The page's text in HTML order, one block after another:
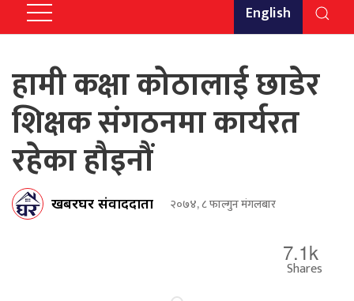
English
हामी कक्षा कोठालाई छाडेर
शिक्षक संगठनमा कार्यरत
रहेका हौइनौं
खबरघर संवाददाता २०७४, ८ फाल्गुन मंगलबार
7.1k
Shares